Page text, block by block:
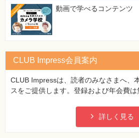
⼀
覧
動画で学べるコンテンツ
CLUB Impress会員案内
CLUB Impressは、読者のみなさまへ、
スをご提供します。登録および年会費は
詳しく見る